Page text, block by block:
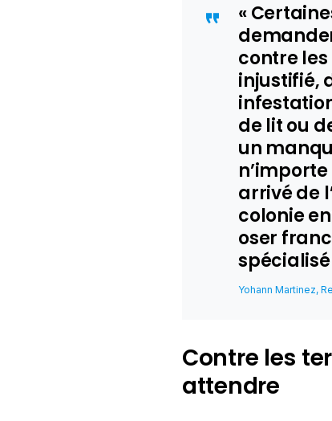
«
contre
injustifié,
de lit ou
un
arrivé de
colonie
oser
spécialisé
Yohann Martinez,
Contre les
attendre